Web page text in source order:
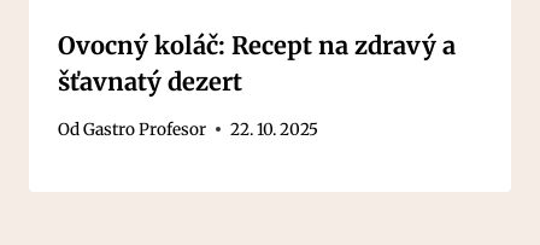
Ovocný koláč: Recept na zdravý a
šťavnatý dezert
OdGastro Profesor 22. 10. 2025